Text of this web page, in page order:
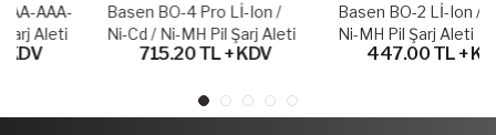
Basen BO-4 Pro Lİ-Ion /
Ni-Cd / Ni-MH Pil Şarj Aleti
715.20 TL + KDV
Basen BO-2 Lİ-Ion / Ni-Cd /
Ni-MH Pil Şarj Aleti
447.00 TL + KDV